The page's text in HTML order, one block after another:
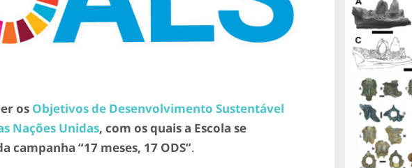
os Objetivos de Desenvolvimento Sustentável
Nações Unidas, com os quais a Escola se
“17 meses, 17 ODS”.